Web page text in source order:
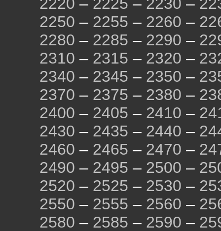
2220 – 2225 – 2230 –
2250 – 2255 – 2260 –
2280 – 2285 – 2290 –
2310 – 2315 – 2320 –
2340 – 2345 – 2350 –
2370 – 2375 – 2380 –
2400 – 2405 – 2410 –
2430 – 2435 – 2440 –
2460 – 2465 – 2470 –
2490 – 2495 – 2500 –
2520 – 2525 – 2530 –
2550 – 2555 – 2560 –
2580 – 2585 – 2590 –